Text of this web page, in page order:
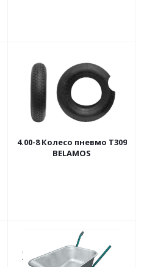
4.00-8 Колесо пневмо Т309
BELAMOS